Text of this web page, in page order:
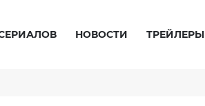
НОВОСТИ ТРЕЙЛЕРЫ